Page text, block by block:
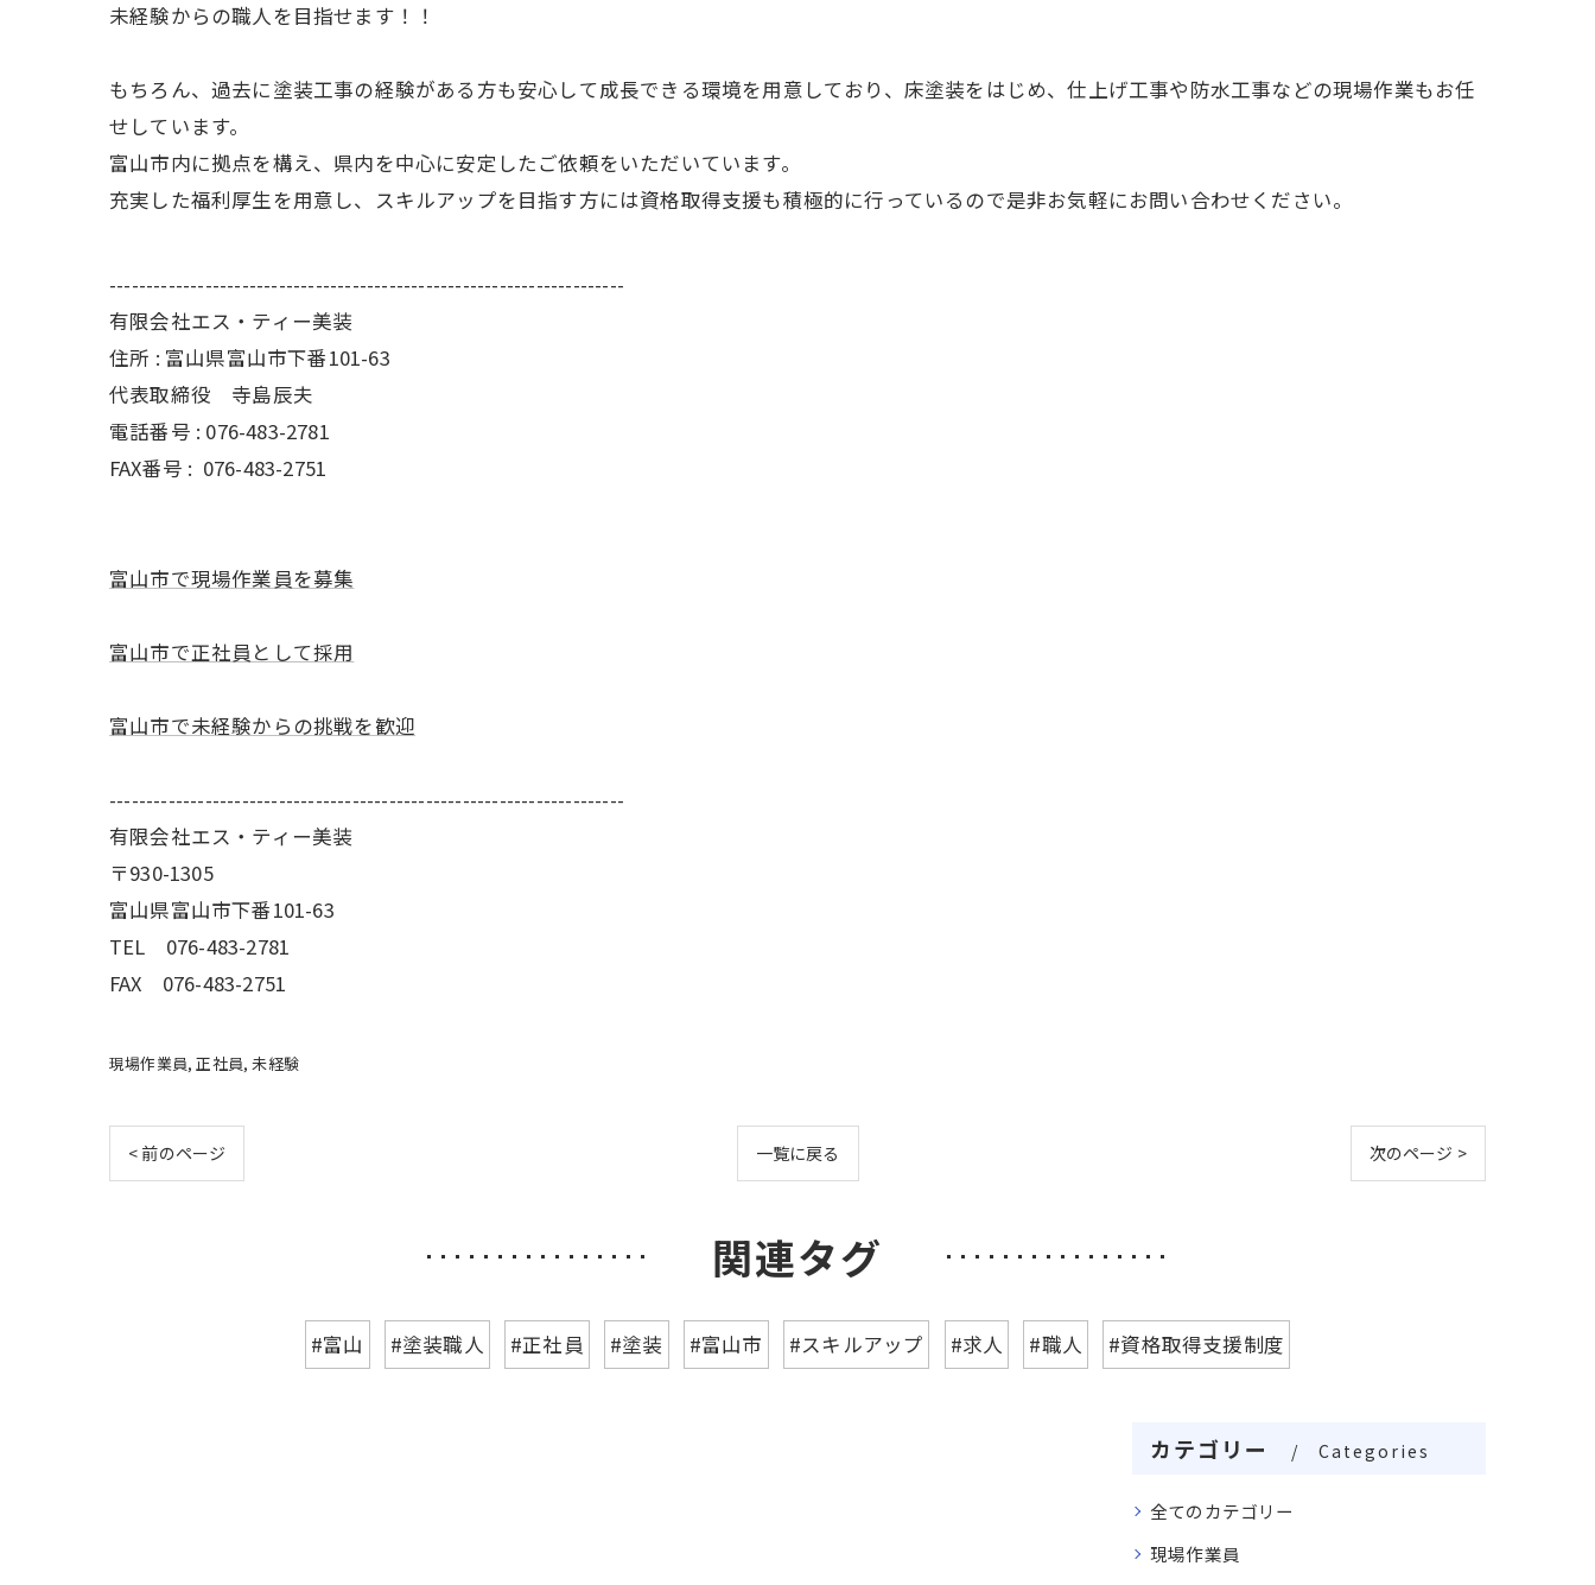
未経験からの職人を目指せます！！
もちろん、過去に塗装工事の経験がある方も安心して成長できる環境を用意しており、床塗装をはじめ、仕上げ工事や防水工事などの現場作業もお任
せしています。
富山市内に拠点を構え、県内を中心に安定したご依頼をいただいています。
充実した福利厚生を用意し、スキルアップを目指す方には資格取得支援も積極的に行っているので是非お気軽にお問い合わせください。
----------------------------------------------------------------------
有限会社エス・ティー美装
住所 : 富山県富山市下番101-63
代表取締役 寺島辰夫
電話番号 : 076-483-2781
FAX番号 : 076-483-2751
富山市で現場作業員を募集
富山市で正社員として採用
富山市で未経験からの挑戦を歓迎
----------------------------------------------------------------------
有限会社エス・ティー美装
〒930-1305
富山県富山市下番101-63
TEL 076-483-2781
FAX 076-483-2751
現場作業員 正社員 未経験
< 前のページ 一覧に戻る 次のページ >
関連タグ
#富山 #塗装職人 #正社員 #塗装 #富山市 #スキルアップ #求人 #職人 #資格取得支援制度
カテゴリー Categories
全てのカテゴリー
現場作業員